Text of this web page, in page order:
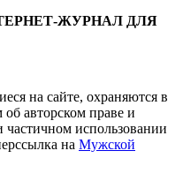
ЖУРНАЛ ДЛЯ
на сайте, охраняются в
об авторском праве и
использовании
на Мужской